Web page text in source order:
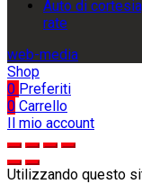
Auto di
rate
web-media
Shop
0 Preferiti
0 Carrello
Il mio account
Utilizzando questo